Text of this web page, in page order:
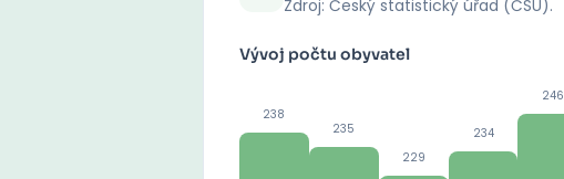
Zdroj: Český statistický úřad (ČSÚ).
Vývoj počtu obyvatel
238
235
229
234
246